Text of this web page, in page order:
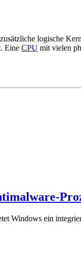
logische
Eine CPU mit vielen
Windows ein